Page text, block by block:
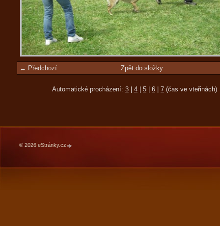
← Předchozí Zpět do složky
Automatické procházení: 3 4 5 6 7 (čas ve vteřinách)
© 2026 eStránky.cz